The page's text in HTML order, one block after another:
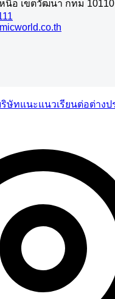
นือ เขตวัฒนา กทม 10110